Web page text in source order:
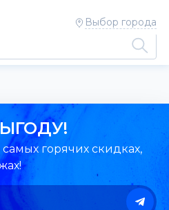
Выбор города
горячих скидках,